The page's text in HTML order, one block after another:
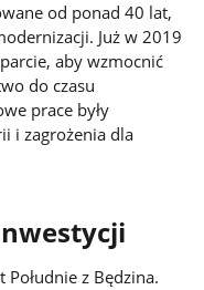
od ponad 40 lat,
Już w 2019
aby wzmocnić
do czasu
prace były
i zagrożenia dla
z Będzina.